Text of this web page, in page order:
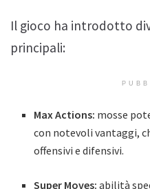
Il gioco ha introdotto
principali:
Max Actions: mosse
con notevoli vantaggi,
offensivi e difensivi.
Super Moves: abilità